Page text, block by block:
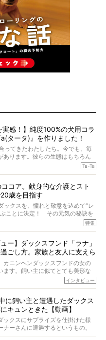
実感！】純度100%の犬用コラ
タータ)』を作りました！
ってきたわたしたち。今でも、毎
あります。彼らの生態はもちろん
ることも同じです。昔の犬は25年
な栄養”が不足しがちになっている
てくれるのが、コラーゲン！ そ
100%の犬用コラーゲンサプリ
ました！
持を実感した」と評判のTa-Ta(タ
Ta-Ta
ココア。献身的な介護とスト
歳を目指す
ックスを、憧れと敬意を込めて“レ
ことに決定！ その元気の秘訣を
、特集『レジェンドダックスの肖
のポリシーのもと、甘やかさずに
で定期検査すらしたことがなかっ
たしてその長生きの秘訣とは。
特集
ー】ダックスフンド「ラナ」
ごし方。家族と友人に支えら
カニンヘンダックスフンドの女の
ます。飼い主に似てとても美形な
さんのインスタグラムでは、ラナ
ラナは、去年の誕生日に小池さん
たハーネスをつけて撮影に参加
インタビュー
に飼い主と遭遇したダックス
キュンときた【動画】
ックスにサプライズを仕掛けた様
ーさんに遭遇するというもの。
、すぐに気付いて追いかけたり、